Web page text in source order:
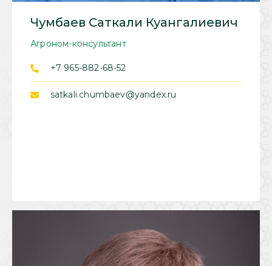
Чумбаев Саткали Куангалиевич
Агроном-консультант
+7 965-882-68-52
satkali.chumbaev@yandex.ru